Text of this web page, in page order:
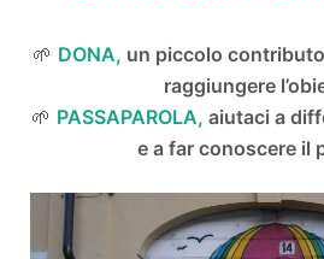
🌱 DONA, un piccolo
raggiungere
🌱 PASSAPAROLA, aiutaci a
e a far conoscere il